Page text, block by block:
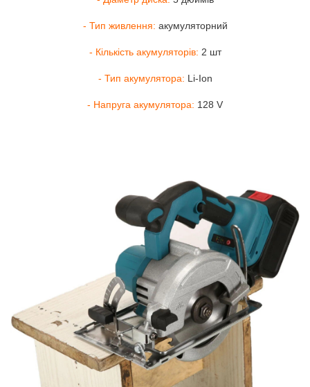
- Тип живлення: акумуляторний
- Кількість акумуляторів: 2 шт
- Тип акумулятора: Li-Ion
- Напруга акумулятора: 128 V